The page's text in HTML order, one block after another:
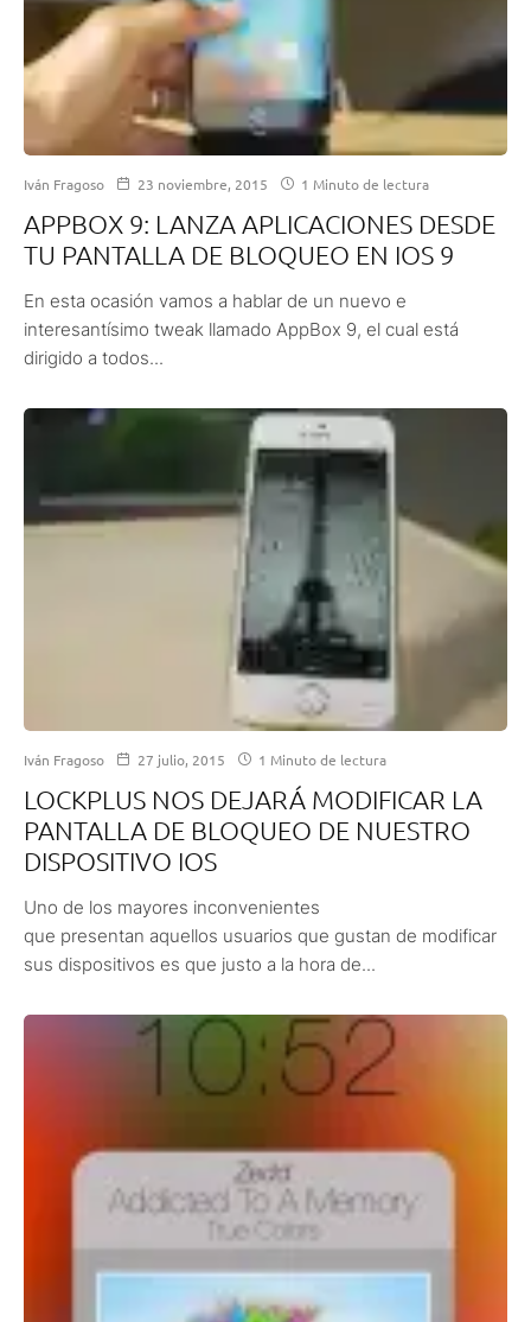
Iván Fragoso 23 noviembre, 2015 1 Minuto de lectura
APPBOX 9: LANZA APLICACIONES DESDE
TU PANTALLA DE BLOQUEO EN IOS 9
En esta ocasión vamos a hablar de un nuevo e
interesantísimo tweak llamado AppBox 9, el cual está
dirigido a todos...
Iván Fragoso 27 julio, 2015 1 Minuto de lectura
LOCKPLUS NOS DEJARÁ MODIFICAR LA
PANTALLA DE BLOQUEO DE NUESTRO
DISPOSITIVO IOS
Uno de los mayores inconvenientes
que presentan aquellos usuarios que gustan de modificar
sus dispositivos es que justo a la hora de...